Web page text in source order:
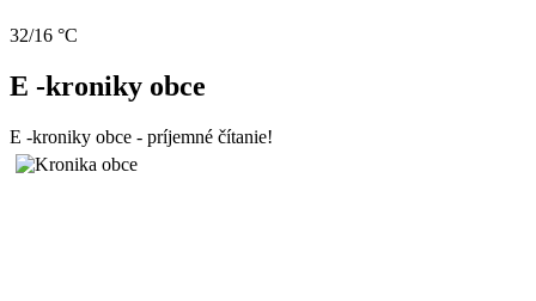
32/16 °C
E -kroniky obce
E -kroniky obce - príjemné čítanie!